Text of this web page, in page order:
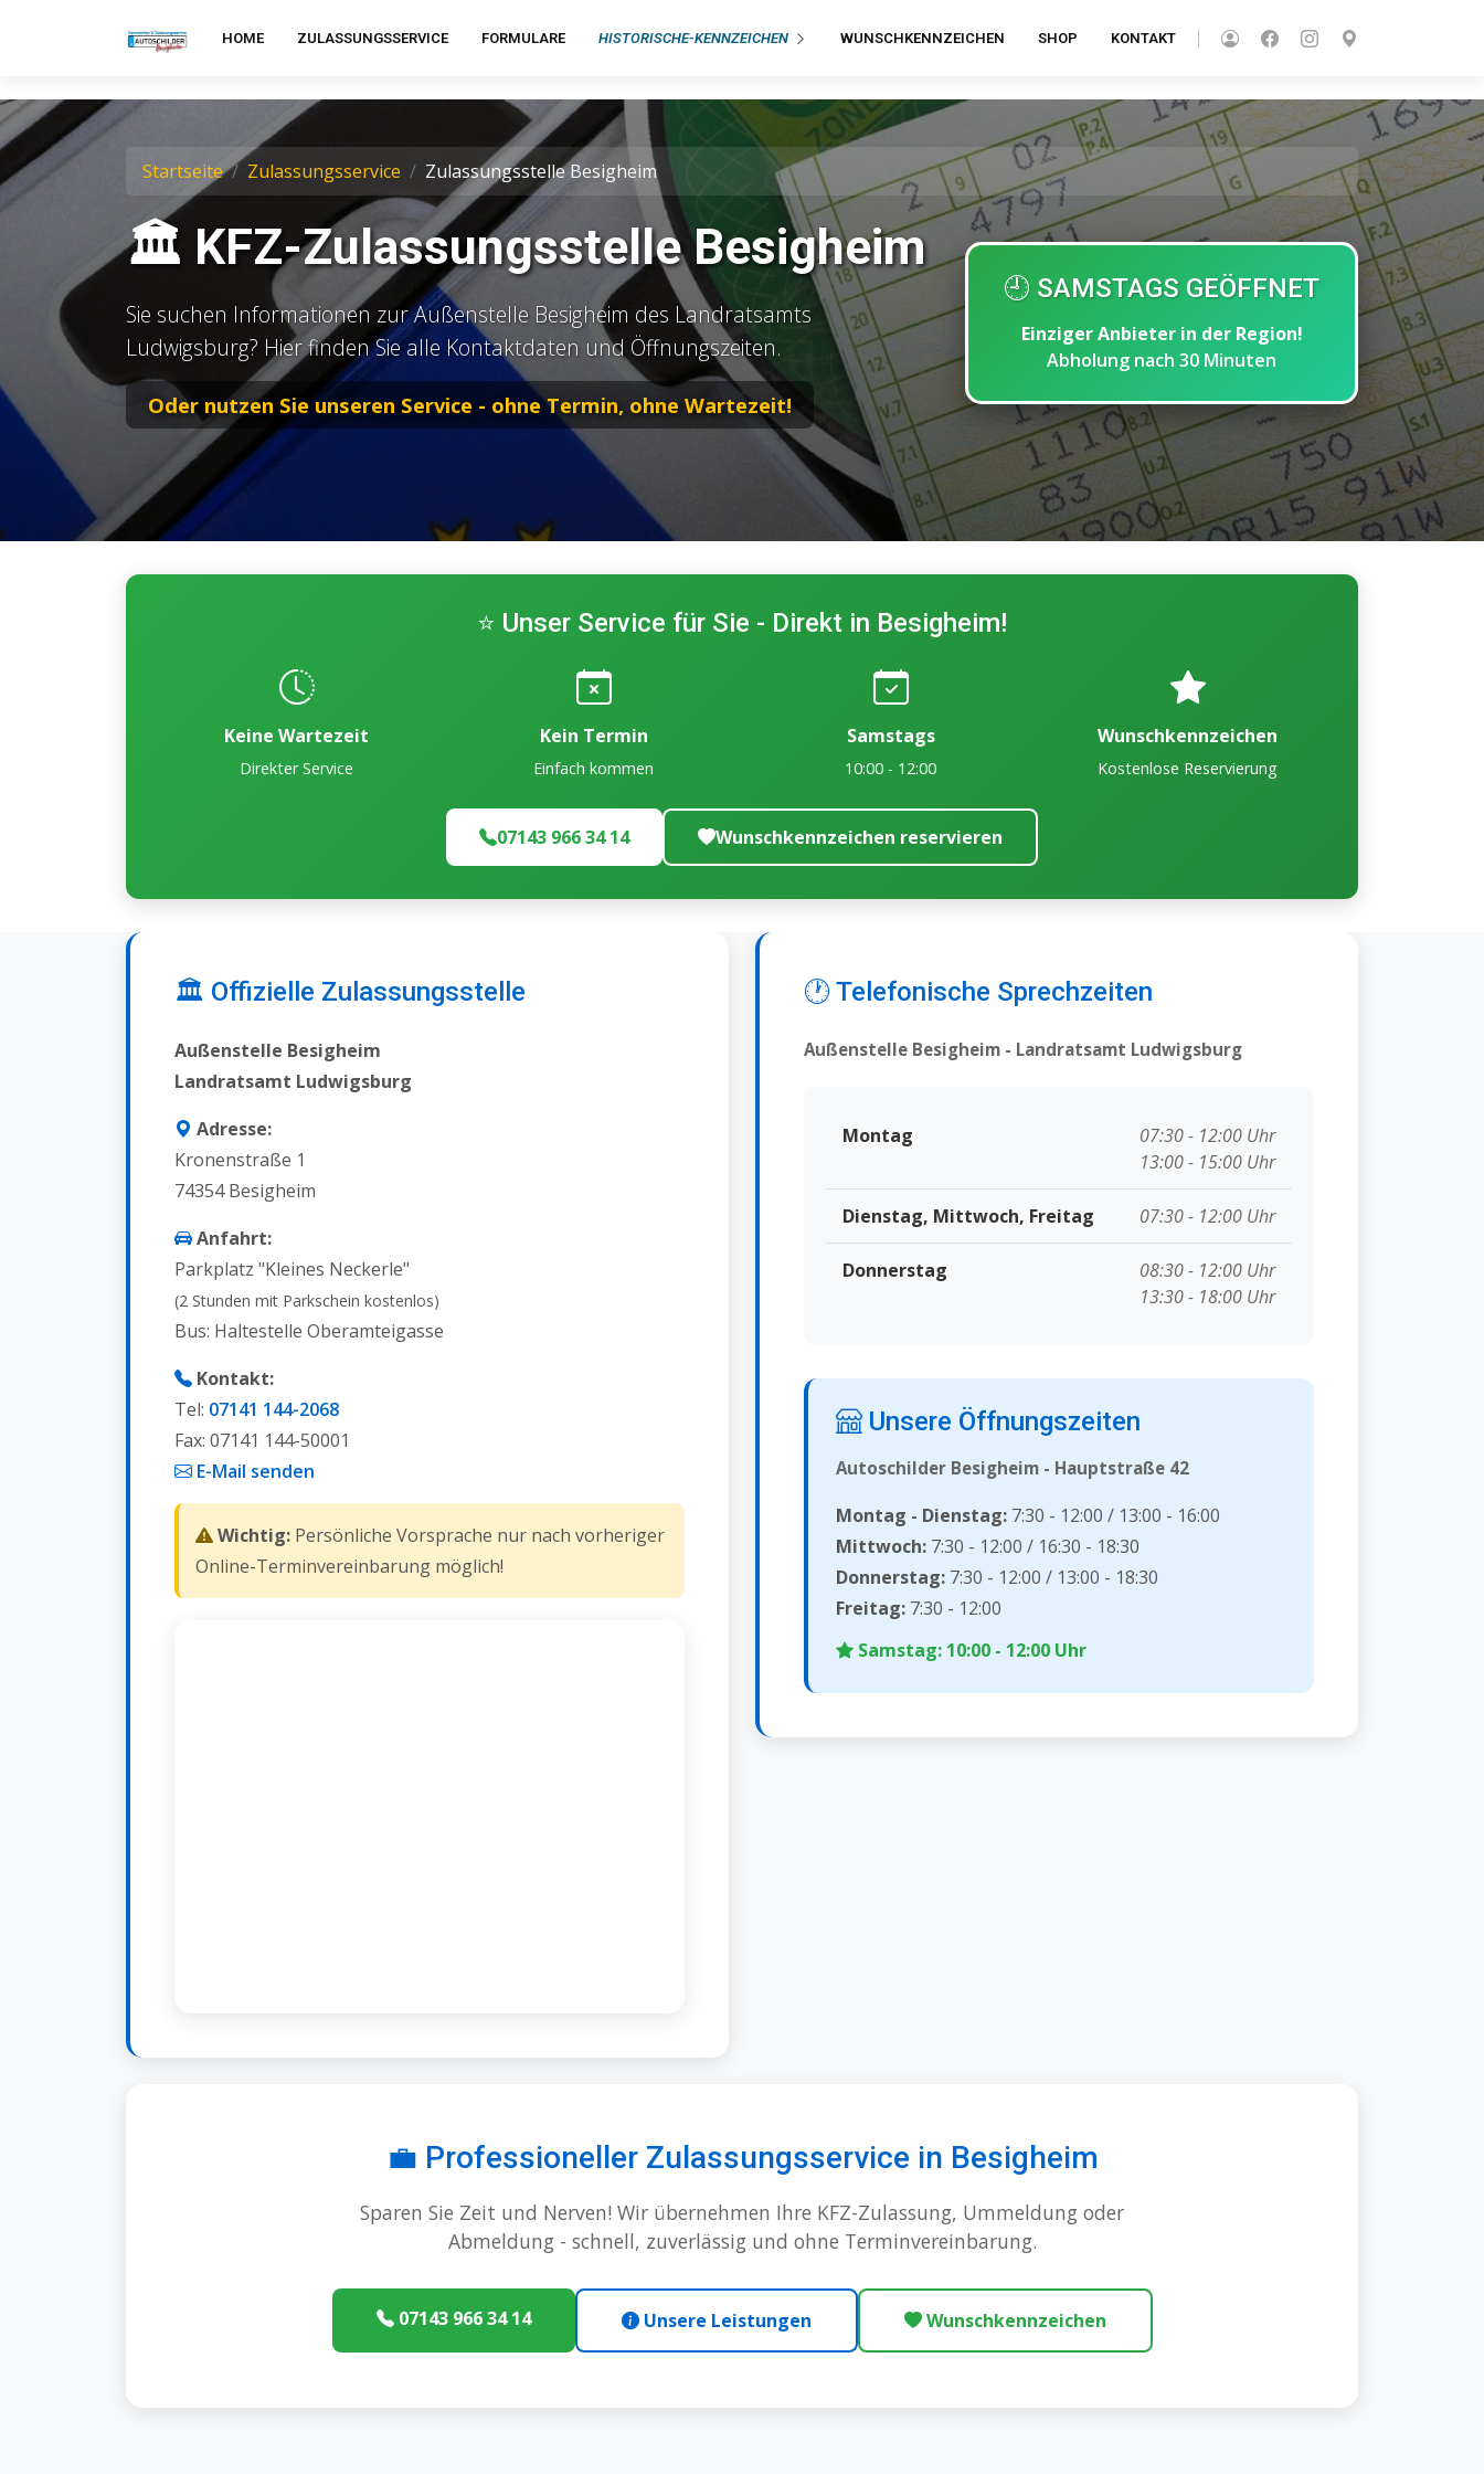
HOME ZULASSUNGSSERVICE FORMULARE HISTORISCHE-KENNZEICHEN WUNSCHKENNZEICHEN SHOP KONTAKT
Startseite Zulassungsservice Zulassungsstelle Besigheim
🏛️ KFZ-Zulassungsstelle Besigheim
Sie suchen Informationen zur Außenstelle Besigheim des Landratsamts
Ludwigsburg? Hier finden Sie alle Kontaktdaten und Öffnungszeiten.
Oder nutzen Sie unseren Service - ohne Termin, ohne Wartezeit!
🕘 SAMSTAGS GEÖFFNET
Einziger Anbieter in der Region!
Abholung nach 30 Minuten
⭐ Unser Service für Sie - Direkt in Besigheim!
Keine Wartezeit
Direkter Service
Kein Termin
Einfach kommen
Samstags
10:00 - 12:00
Wunschkennzeichen
Kostenlose Reservierung
07143 966 34 14 Wunschkennzeichen reservieren
🏛️ Offizielle Zulassungsstelle
Außenstelle Besigheim
Landratsamt Ludwigsburg
Adresse:
Kronenstraße 1
74354 Besigheim
Anfahrt:
Parkplatz "Kleines Neckerle"
(2 Stunden mit Parkschein kostenlos)
Bus: Haltestelle Oberamteigasse
Kontakt:
Tel: 07141 144-2068
Fax: 07141 144-50001
E-Mail senden
Wichtig: Persönliche Vorsprache nur nach vorheriger
Online-Terminvereinbarung möglich!
🕐 Telefonische Sprechzeiten
Außenstelle Besigheim - Landratsamt Ludwigsburg
Montag
07:30 - 12:00 Uhr
13:00 - 15:00 Uhr
Dienstag, Mittwoch, Freitag 07:30 - 12:00 Uhr
Donnerstag
08:30 - 12:00 Uhr
13:30 - 18:00 Uhr
Unsere Öffnungszeiten
Autoschilder Besigheim - Hauptstraße 42
Montag - Dienstag: 7:30 - 12:00 / 13:00 - 16:00
Mittwoch: 7:30 - 12:00 / 16:30 - 18:30
Donnerstag: 7:30 - 12:00 / 13:00 - 18:30
Freitag: 7:30 - 12:00
Samstag: 10:00 - 12:00 Uhr
💼 Professioneller Zulassungsservice in Besigheim
Sparen Sie Zeit und Nerven! Wir übernehmen Ihre KFZ-Zulassung, Ummeldung oder
Abmeldung - schnell, zuverlässig und ohne Terminvereinbarung.
07143 966 34 14 Unsere Leistungen Wunschkennzeichen